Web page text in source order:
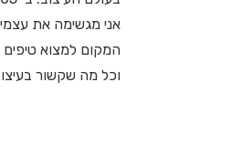
אני מגשימה את
המקום למצוא טיפים
וכל מה שקשור